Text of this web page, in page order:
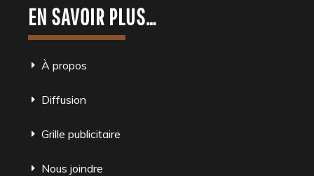
EN SAVOIR PLUS…
À propos
Diffusion
Grille publicitaire
Nous joindre